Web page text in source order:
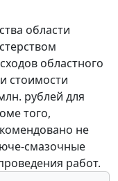
области
областного
стоимости
рублей для
того,
не
смазочные
работ.